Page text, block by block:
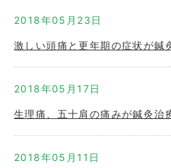
2018年05月23日
激しい頭痛と更年期の症状が鍼
2018年05月17日
生理痛、五十肩の痛みが鍼灸治
2018年05月11日